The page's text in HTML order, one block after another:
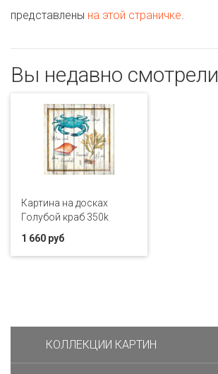
представлены на этой страничке.
Вы недавно смотрели
Картина на досках
Голубой краб 350k
1 660 руб
КОЛЛЕКЦИИ КАРТИН